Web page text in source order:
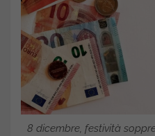
8 dicembre, festività